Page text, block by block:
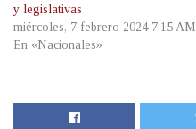
y legislativas
miércoles, 7 febrero 2024 7:15 AM
En «Nacionales»